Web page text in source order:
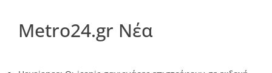
Metro24.gr Νέα